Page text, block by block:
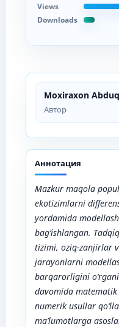
Moxiraxon
Автор
Аннотация
Mazkur maqola
ekotizimlarni
yordamida
bag‘ishlangan.
tizimi, oziq-zanjirlar
jarayonlarni
barqarorligini
davomida
numerik usullar
ma’lumotlarga
Views
Downloads